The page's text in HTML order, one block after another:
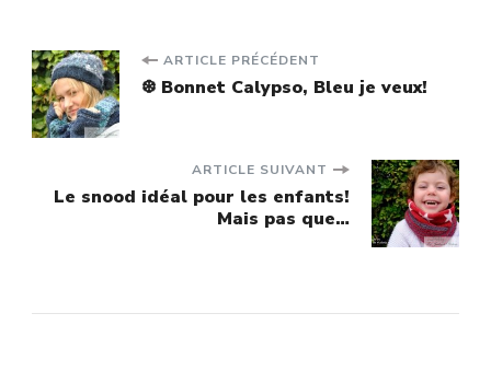
Navigation
d'article
ARTICLE PRÉCÉDENT
❆ Bonnet Calypso, Bleu je veux!
ARTICLE SUIVANT
Le snood idéal pour les enfants!
Mais pas que…